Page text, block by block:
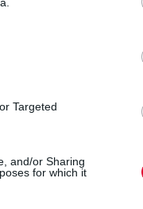
Targeted
and/or Sharing
for which it